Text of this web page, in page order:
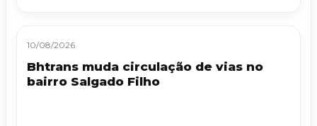
10/08/2026
Bhtrans muda circulação de vias no
bairro Salgado Filho